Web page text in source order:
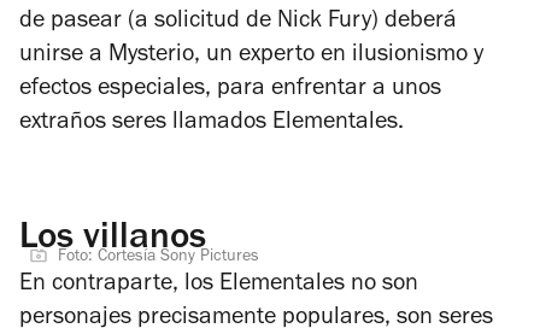
de pasear (a solicitud de Nick Fury) deberá
unirse a Mysterio, un experto en ilusionismo y
efectos especiales, para enfrentar a unos
extraños seres llamados Elementales.
Los villanos
Foto: Cortesía Sony Pictures
En contraparte, los Elementales no son
personajes precisamente populares, son seres